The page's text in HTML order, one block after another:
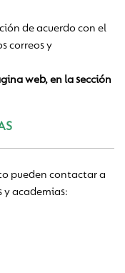
de acuerdo con el
correos y
web, en la sección
pueden contactar a
y academias: